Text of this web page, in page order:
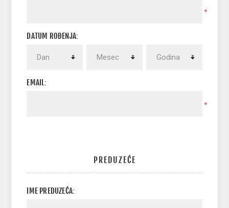
*
DATUM ROĐENJA:
EMAIL:
*
PREDUZEĆE
IME PREDUZEĆA: